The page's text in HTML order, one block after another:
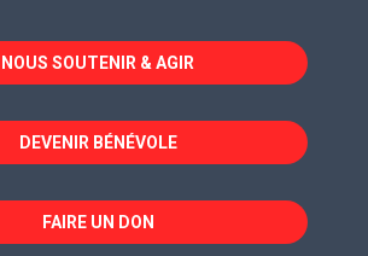
dans
une
fenêtre
dans
une
fenêtre
dans
une
fenêtre
NOUS SOUTENIR & AGIR
DEVENIR BÉNÉVOLE
FAIRE UN DON